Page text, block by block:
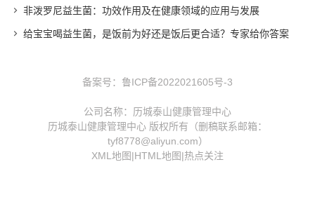
非泼罗尼益生菌：功效作用及在健康领域的应用与发展
给宝宝喝益生菌，是饭前为好还是饭后更合适？专家给你答案
备案号： 鲁ICP备2022021605号-3
公司名称：历城泰山健康管理中心
历城泰山健康管理中心 版权所有（删稿联系邮箱：
tyf8778@aliyun.com）
XML地图|HTML地图|热点关注